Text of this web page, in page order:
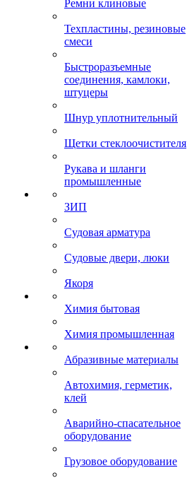
Ремни клиновые
Техпластины, резиновые
смеси
Быстроразъемные
соединения, камлоки,
штуцеры
Шнур уплотнительный
Щетки стеклоочистителя
Рукава и шланги
промышленные
ЗИП
Судовая арматура
Судовые двери, люки
Якоря
Химия бытовая
Химия промышленная
Абразивные материалы
Автохимия, герметик,
клей
Аварийно-спасательное
оборудование
Грузовое оборудование